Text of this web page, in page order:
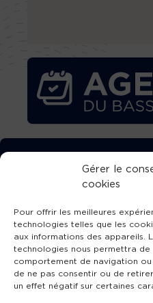
Gérer le
cookies
Pour offrir les meilleures
technologies telles que les
aux informations des appareils.
technologies nous permettra
comportement de navigation ou
de ne pas consentir ou de
un effet négatif sur certaines
TÉLÉCHARGEZ